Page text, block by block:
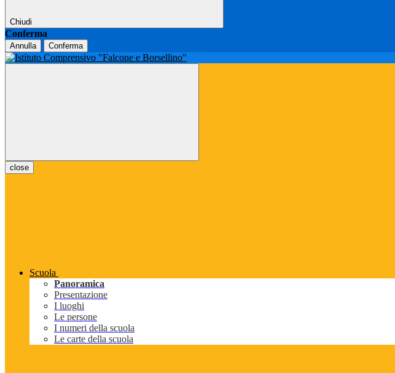
Chiudi
Conferma
Annulla Conferma
close
Scuola
Panoramica
Presentazione
I luoghi
Le persone
I numeri della scuola
Le carte della scuola